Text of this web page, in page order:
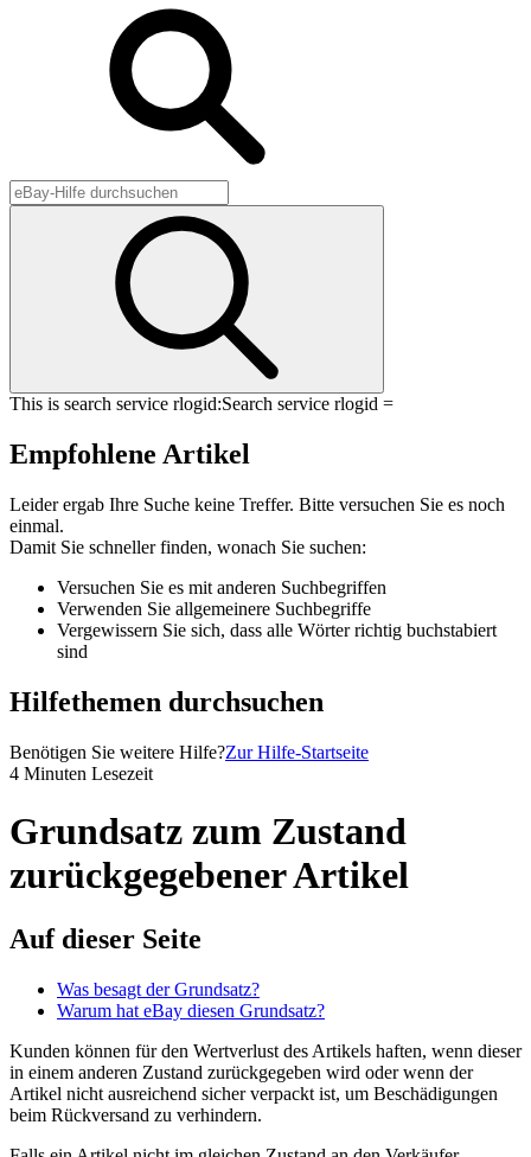
This is search service rlogid:Search service rlogid =
Empfohlene Artikel
Leider ergab Ihre Suche keine Treffer. Bitte versuchen Sie es noch
einmal.
Damit Sie schneller finden, wonach Sie suchen:
Versuchen Sie es mit anderen Suchbegriffen
Verwenden Sie allgemeinere Suchbegriffe
Vergewissern Sie sich, dass alle Wörter richtig buchstabiert
sind
Hilfethemen durchsuchen
Benötigen Sie weitere Hilfe?Zur Hilfe-Startseite
4 Minuten Lesezeit
Grundsatz zum Zustand
zurückgegebener Artikel
Auf dieser Seite
Was besagt der Grundsatz?
Warum hat eBay diesen Grundsatz?
Kunden können für den Wertverlust des Artikels haften, wenn dieser
in einem anderen Zustand zurückgegeben wird oder wenn der
Artikel nicht ausreichend sicher verpackt ist, um Beschädigungen
beim Rückversand zu verhindern.